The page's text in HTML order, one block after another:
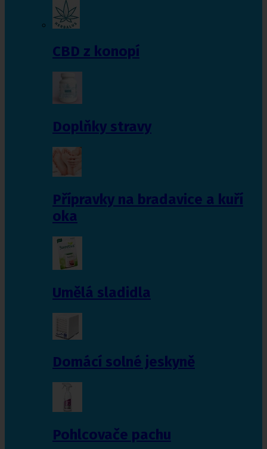
CBD z konopí
Doplňky stravy
Přípravky na bradavice a kuří
oka
Umělá sladidla
Domácí solné jeskyně
Pohlcovače pachu